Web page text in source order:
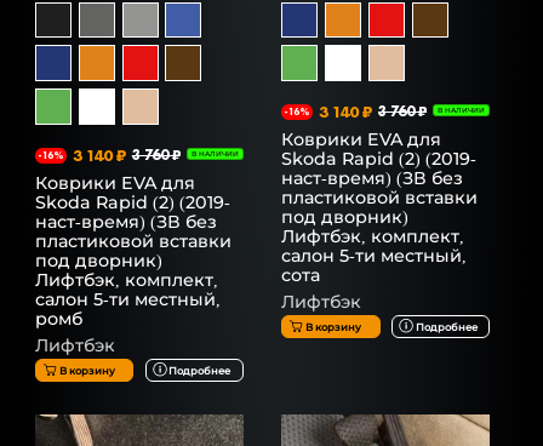
-16% 3 140 ₽ 3 760 ₽ В НАЛИЧИИ
Коврики EVA для
Skoda Rapid (2) (2019-
наст-время) (ЗВ без
пластиковой вставки
под дворник)
Лифтбэк, комплект,
салон 5-ти местный,
ромб
Лифтбэк
В корзину Подробнее
-16% 3 140 ₽ 3 760 ₽ В НАЛИЧИИ
Коврики EVA для
Skoda Rapid (2) (2019-
наст-время) (ЗВ без
пластиковой вставки
под дворник)
Лифтбэк, комплект,
салон 5-ти местный,
сота
Лифтбэк
В корзину Подробнее